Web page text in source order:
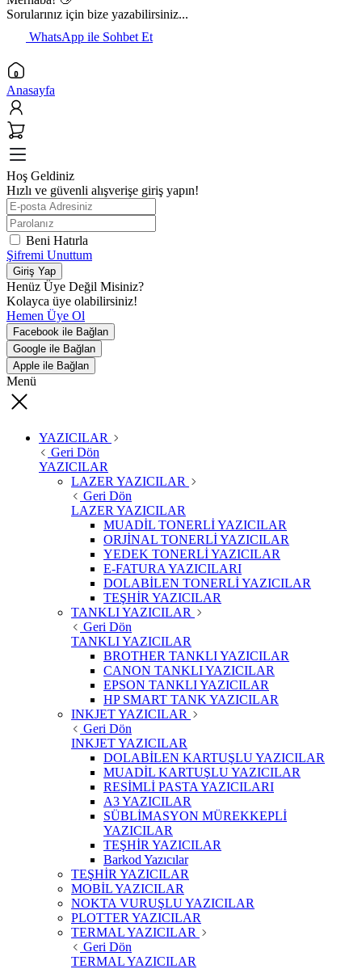
Sorularınız için bize yazabilirsiniz...
WhatsApp ile Sohbet Et
Anasayfa
Hoş Geldiniz
Hızlı ve güvenli alışverişe giriş yapın!
Beni Hatırla
Şifremi Unuttum
Giriş Yap
Henüz Üye Değil Misiniz?
Kolayca üye olabilirsiniz!
Hemen Üye Ol
Facebook ile Bağlan
Google ile Bağlan
Apple ile Bağlan
Menü
YAZICILAR
Geri Dön
YAZICILAR
LAZER YAZICILAR
Geri Dön
LAZER YAZICILAR
MUADİL TONERLİ YAZICILAR
ORJİNAL TONERLİ YAZICILAR
YEDEK TONERLİ YAZICILAR
E-FATURA YAZICILARI
DOLABİLEN TONERLİ YAZICILAR
TEŞHİR YAZICILAR
TANKLI YAZICILAR
Geri Dön
TANKLI YAZICILAR
BROTHER TANKLI YAZICILAR
CANON TANKLI YAZICILAR
EPSON TANKLI YAZICILAR
HP SMART TANK YAZICILAR
INKJET YAZICILAR
Geri Dön
INKJET YAZICILAR
DOLABİLEN KARTUŞLU YAZICILAR
MUADİL KARTUŞLU YAZICILAR
RESİMLİ PASTA YAZICILARI
A3 YAZICILAR
SÜBLİMASYON MÜREKKEPLİ
YAZICILAR
TEŞHİR YAZICILAR
Barkod Yazıcılar
TEŞHİR YAZICILAR
MOBİL YAZICILAR
NOKTA VURUŞLU YAZICILAR
PLOTTER YAZICILAR
TERMAL YAZICILAR
Geri Dön
TERMAL YAZICILAR